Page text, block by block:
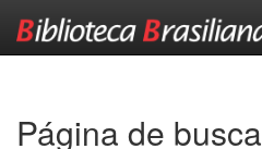
Página de busca